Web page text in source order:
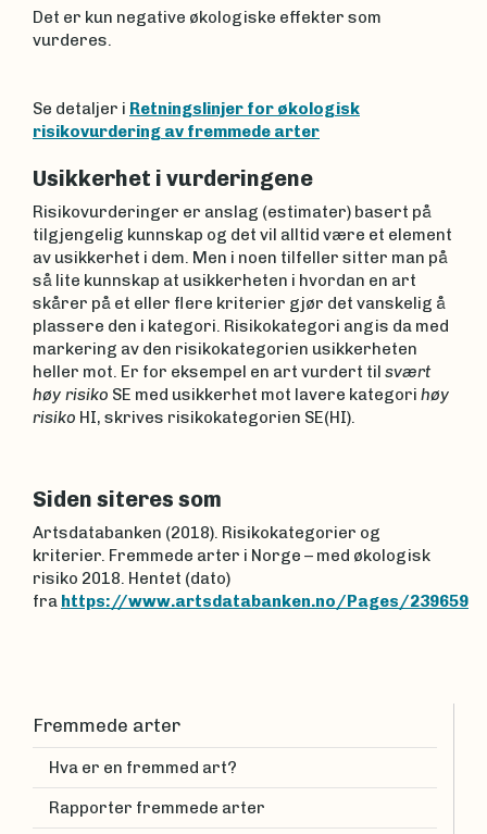
Det er kun negative økologiske effekter som
vurderes.
Se detaljer i Retningslinjer for økologisk
risikovurdering av fremmede arter
Usikkerhet i vurderingene
Risikovurderinger er anslag (estimater) basert på
tilgjengelig kunnskap og det vil alltid være et element
av usikkerhet i dem. Men i noen tilfeller sitter man på
så lite kunnskap at usikkerheten i hvordan en art
skårer på et eller flere kriterier gjør det vanskelig å
plassere den i kategori. Risikokategori angis da med
markering av den risikokategorien usikkerheten
heller mot. Er for eksempel en art vurdert til svært
høy risiko SE med usikkerhet mot lavere kategori høy
risiko HI, skrives risikokategorien SE(HI).
Siden siteres som
Artsdatabanken (2018). Risikokategorier og
kriterier. Fremmede arter i Norge – med økologisk
risiko 2018. Hentet (dato)
fra https://www.artsdatabanken.no/Pages/239659
Fremmede arter
Hva er en fremmed art?
Rapporter fremmede arter